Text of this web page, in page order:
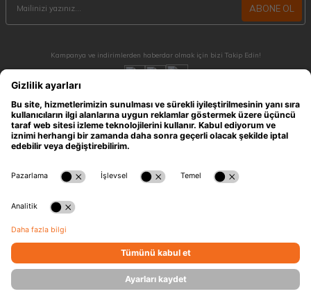
ABONE OL
Kampanya ve indirimlerden haberdar olmak için bizi Takip Edin!
MÜŞTERİ HİZMETLERİ
Hafta içi 09:30 - 18:30 / Hafta sonu 10:00 - 17:00 arası merak ettiğiniz tüm sorular ve
siparişleriniz için ulaşabilirsiniz.
ÖNEMLİ BİLGİLER
HIZLI ERİŞİM
KATEGORİLER
İLETİŞİM